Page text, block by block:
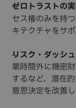
ゼロトラストの実
セス権のみを持
キテクチャをサポ
リスク・ダッシ
業時間外に機密
するなど、潜在
意思決定を改善し